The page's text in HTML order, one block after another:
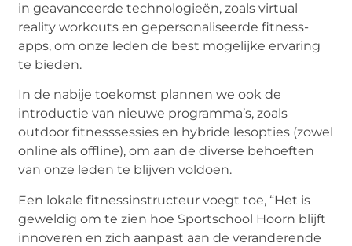
in geavanceerde technologieën, zoals virtual
reality workouts en gepersonaliseerde fitness-
apps, om onze leden de best mogelijke ervaring
te bieden.
In de nabije toekomst plannen we ook de
introductie van nieuwe programma’s, zoals
outdoor fitnesssessies en hybride lesopties (zowel
online als offline), om aan de diverse behoeften
van onze leden te blijven voldoen.
Een lokale fitnessinstructeur voegt toe, “Het is
geweldig om te zien hoe Sportschool Hoorn blijft
innoveren en zich aanpast aan de veranderende